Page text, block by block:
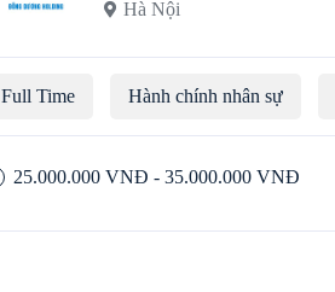
Hà Nội
Full Time Hành chính nhân sự
25.000.000 VNĐ - 35.000.000 VNĐ